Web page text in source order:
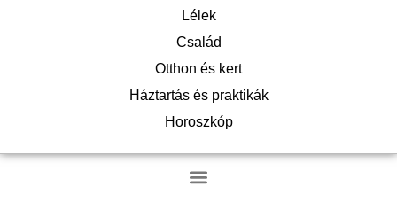
Lélek
Család
Otthon és kert
Háztartás és praktikák
Horoszkóp